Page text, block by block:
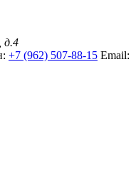
д.4
+7 (962) 507-88-15 Email: